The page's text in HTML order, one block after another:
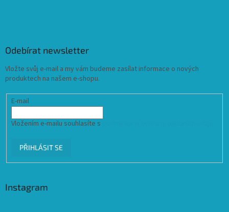
Odebírat newsletter
Vložte svůj e-mail a my vám budeme zasílat informace o nových
produktech na našem e-shopu.
E-mail
Vložením e-mailu souhlasíte s
PŘIHLÁSIT SE
Instagram